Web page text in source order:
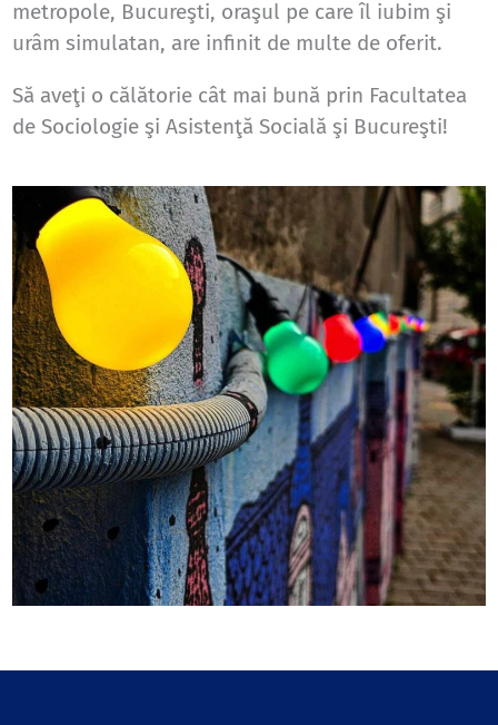
metropole, Bucureşti, oraşul pe care îl iubim şi
urâm simulatan, are infinit de multe de oferit.
Să aveţi o călătorie cât mai bună prin Facultatea
de Sociologie şi Asistenţă Socială şi Bucureşti!